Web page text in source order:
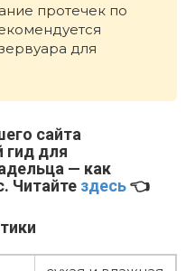
протечек по
для
сайта
гид для
— как
Читайте здесь👈